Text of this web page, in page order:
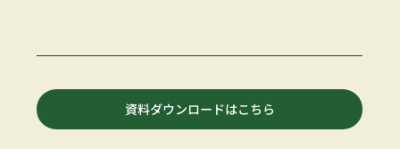
資料ダウンロードはこちら